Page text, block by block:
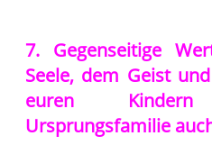
7. Gegenseitige
Seele, dem Geist
euren
Ursprungsfamilie